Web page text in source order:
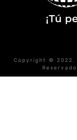
¡Tú
Copyright © 2022.